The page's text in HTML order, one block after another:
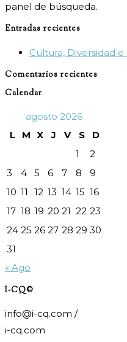
panel de búsqueda.
Entradas recientes
Cultura, Diversidad
Comentarios recientes
Calendar
agosto 2026
L
M X J V S
D
1
2
3
4 5 6 7 8
9
10 11 12 13 14 15 16
17 18 19 20 21 22 23
24 25 26 27 28 29 30
31
« Ago
I-CQ©
info@i-cq.com /
i-cq.com